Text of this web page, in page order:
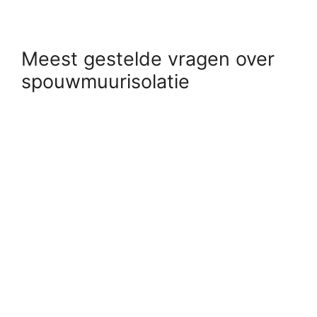
Meest gestelde vragen over
spouwmuurisolatie